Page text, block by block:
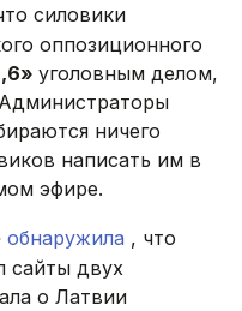
силовики
оппозиционного
уголовным делом,
ничего
написать им в
эфире.
обнаружила , что
сайты двух
о Латвии